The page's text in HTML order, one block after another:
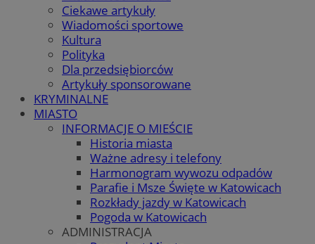
Ciekawe artykuły
Wiadomości sportowe
Kultura
Polityka
Dla przedsiębiorców
Artykuły sponsorowane
KRYMINALNE
MIASTO
INFORMACJE O MIEŚCIE
Historia miasta
Ważne adresy i telefony
Harmonogram wywozu odpadów
Parafie i Msze Święte w Katowicach
Rozkłady jazdy w Katowicach
Pogoda w Katowicach
ADMINISTRACJA